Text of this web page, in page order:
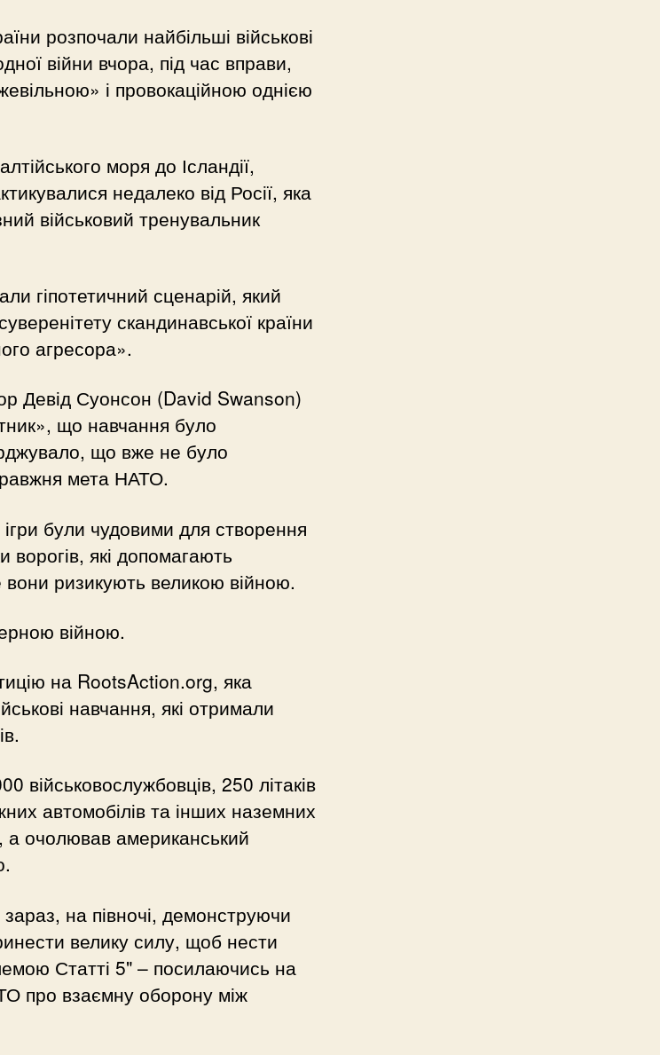
розпочали найбільші військові
війни вчора, під час вправи,
і провокаційною однією
моря до Ісландії,
недалеко від Росії, яка
військовий тренувальник
гіпотетичний сценарій, який
скандинавської країни
агресора».
Девід Суонсон (David Swanson)
що навчання було
що вже не було
мета НАТО.
ігри були чудовими для створення
ворогів, які допомагають
ризикують великою війною.
війною.
на RootsAction.org, яка
навчання, які отримали
військовослужбовців, 250 літаків
автомобілів та інших наземних
а очолював американський
на півночі, демонструючи
велику силу, щоб нести
Статті 5" – посилаючись на
про взаємну оборону між